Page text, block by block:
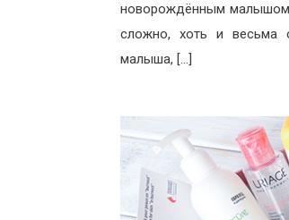
новорождённым малышом
сложно, хоть и весьма
малыша, […]